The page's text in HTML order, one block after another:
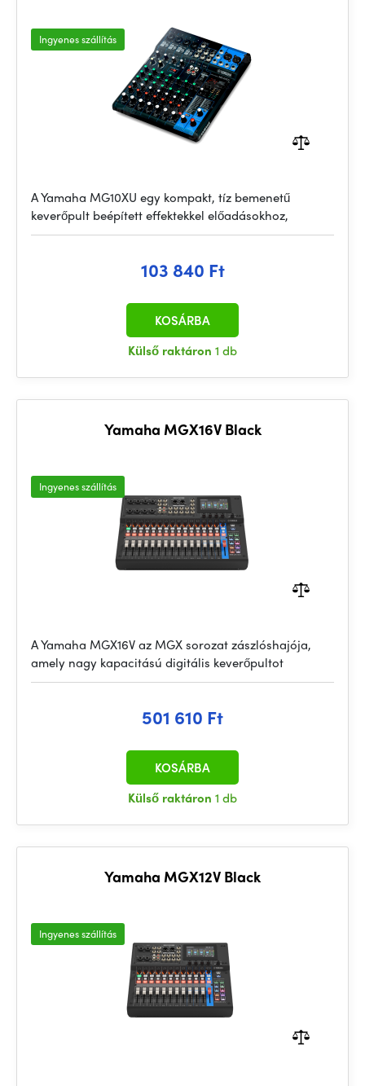
Ingyenes szállítás
A Yamaha MG10XU egy kompakt, tíz bemenetű
keverőpult beépített effektekkel előadásokhoz,
103 840 Ft
Külső raktáron 1 db
KOSÁRBA
Yamaha MGX16V Black
Ingyenes szállítás
A Yamaha MGX16V az MGX sorozat zászlóshajója,
amely nagy kapacitású digitális keverőpultot
501 610 Ft
Külső raktáron 1 db
KOSÁRBA
Yamaha MGX12V Black
Ingyenes szállítás